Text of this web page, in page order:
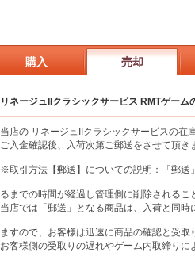
購入 売却
リネージュIIクラシックサービス RMTゲーム
当店の リネージュIIクラシックサービスの在
ご入金確認後、入荷次第ご郵送をさせて頂き
※取引方法【郵送】についての説明：「郵送
るまでの時間が経過し管理側に削除されるこ
当店では「郵送」となる商品は、入荷と同
ますので、お客様は迅速に商品の確認と受取
お客様側の受取りの遅れやゲーム内取締り